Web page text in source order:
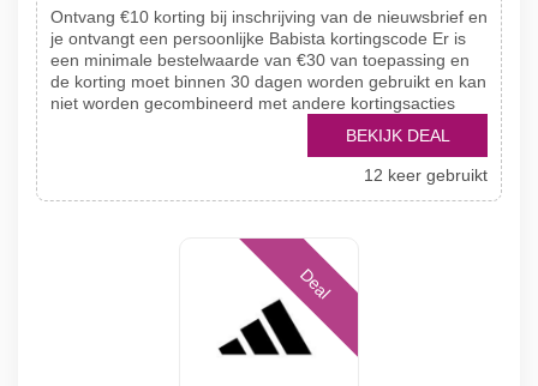
Ontvang €10 korting bij inschrijving van de nieuwsbrief en
je ontvangt een persoonlijke Babista kortingscode Er is
een minimale bestelwaarde van €30 van toepassing en
de korting moet binnen 30 dagen worden gebruikt en kan
niet worden gecombineerd met andere kortingsacties
BEKIJK DEAL
12 keer gebruikt
Deal